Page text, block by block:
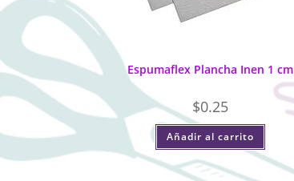
Espumaflex Plancha Inen 1 cm
$0.25
Añadir al carrito